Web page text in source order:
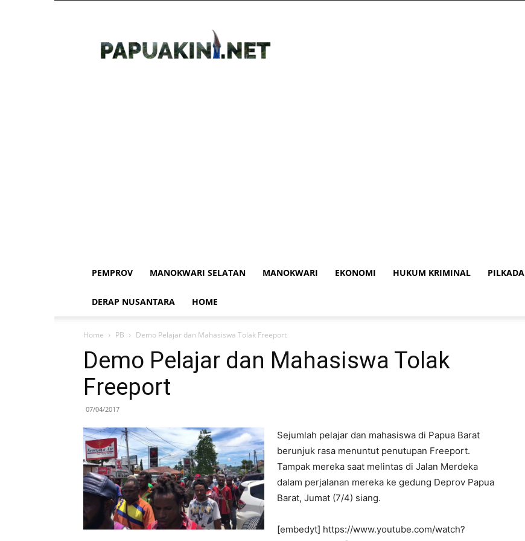
PEMPROV MANOKWARI SELATAN MANOKWARI EKONOMI HUKUM KRIMINAL PILKADA
DERAP NUSANTARA HOME
Home PB Demo Pelajar dan Mahasiswa Tolak Freeport
Demo Pelajar dan Mahasiswa Tolak
Freeport
07/04/2017
Sejumlah pelajar dan mahasiswa di Papua Barat
berunjuk rasa menuntut penutupan Freeport.
Tampak mereka saat melintas di Jalan Merdeka
dalam perjalanan mereka ke gedung Deprov Papua
Barat, Jumat (7/4) siang.
[embedyt] https://www.youtube.com/watch?